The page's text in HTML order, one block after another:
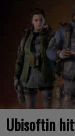
Ubisoftin